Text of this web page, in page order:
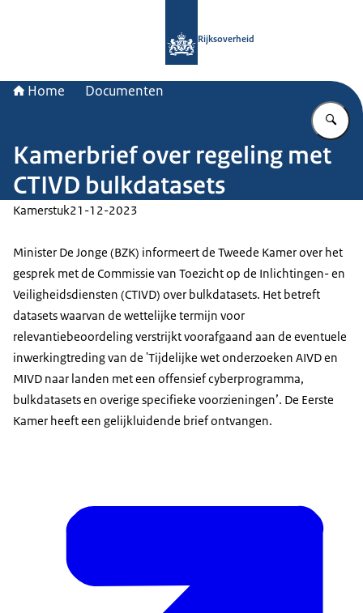
Rijksoverheid
Home Documenten
Kamerbrief over regeling met
CTIVD bulkdatasets
Kamerstuk21-12-2023
Minister De Jonge (BZK) informeert de Tweede Kamer over het
gesprek met de Commissie van Toezicht op de Inlichtingen- en
Veiligheidsdiensten (CTIVD) over bulkdatasets. Het betreft
datasets waarvan de wettelijke termijn voor
relevantiebeoordeling verstrijkt voorafgaand aan de eventuele
inwerkingtreding van de 'Tijdelijke wet onderzoeken AIVD en
MIVD naar landen met een offensief cyberprogramma,
bulkdatasets en overige specifieke voorzieningen’. De Eerste
Kamer heeft een gelijkluidende brief ontvangen.